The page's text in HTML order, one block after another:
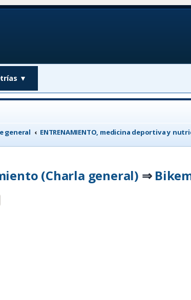
▼
general ENTRENAMIENTO, medicina deportiva y
(Charla general) ⇒